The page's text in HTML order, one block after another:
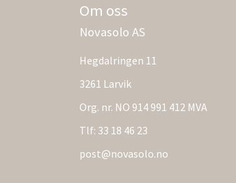
Om oss
Novasolo AS
Hegdalringen 11
3261 Larvik
Org. nr. NO 914 991 412 MVA
Tlf: 33 18 46 23
post@novasolo.no